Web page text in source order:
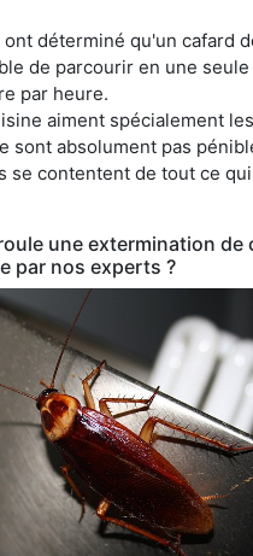
déterminé qu'un cafard
de parcourir en une
par heure.
aiment spécialement
sont absolument pas
se contentent de tout ce
une extermination de
par nos experts ?